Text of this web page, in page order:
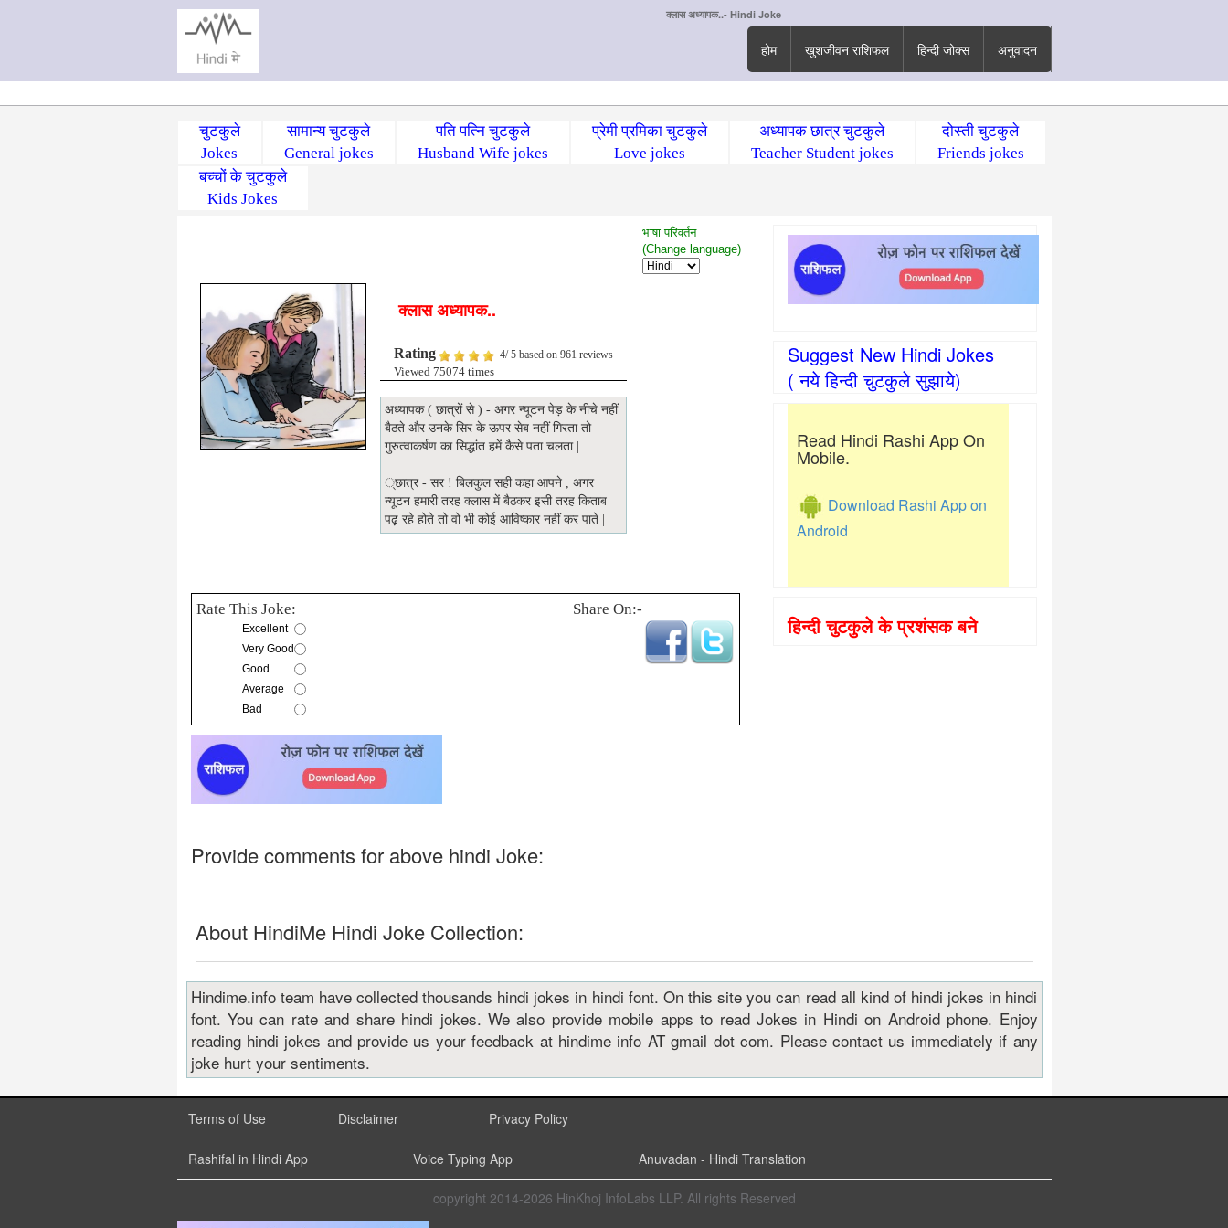
क्लास अध्यापक..- Hindi Joke
होम खुशजीवन राशिफल हिन्दी जोक्स अनुवादन
चुटकुले
Jokes
सामान्य चुटकुले
General jokes
पति पत्नि चुटकुले
Husband Wife jokes
प्रेमी प्रमिका चुटकुले
Love jokes
अध्यापक छात्र चुटकुले
Teacher Student jokes
दोस्ती चुटकुले
Friends jokes
बच्चों के चुटकुले
Kids Jokes
भाषा परिवर्तन
(Change language)
क्लास अध्यापक..
Rating 4/5based on 961 reviews
Viewed 75074 times
अध्यापक ( छात्रों से ) - अगर न्यूटन पेड़ के नीचे नहीं
बैठते और उनके सिर के ऊपर सेब नहीं गिरता तो
गुरुत्वाकर्षण का सिद्धांत हमें कैसे पता चलता |
्छात्र - सर ! बिलकुल सही कहा आपने , अगर
न्यूटन हमारी तरह क्लास में बैठकर इसी तरह किताब
पढ़ रहे होते तो वो भी कोई आविष्कार नहीं कर पाते |
Rate This Joke:
Excellent
Very Good
Good
Average
Bad
Share On:-
Provide comments for above hindi Joke:
Suggest New Hindi Jokes
( नये हिन्दी चुटकुले सुझाये)
Read Hindi Rashi App On
Mobile.
Download Rashi App on
Android
हिन्दी चुटकुले के प्रशंसक बने
About HindiMe Hindi Joke Collection:
Hindime.info team have collected thousands hindi jokes in hindi font. On this site you can read all kind of hindi jokes in hindi
font. You can rate and share hindi jokes. We also provide mobile apps to read Jokes in Hindi on Android phone. Enjoy
reading hindi jokes and provide us your feedback at hindime info AT gmail dot com. Please contact us immediately if any
joke hurt your sentiments.
Terms of Use Disclaimer Privacy Policy
Rashifal in Hindi App Voice Typing App Anuvadan - Hindi Translation
copyright 2014-2026 HinKhoj InfoLabs LLP. All rights Reserved